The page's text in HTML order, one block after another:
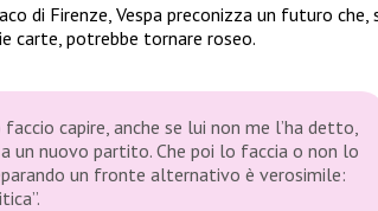
di Firenze, Vespa preconizza un futuro che,
carte, potrebbe tornare roseo.
capire, anche se lui non me l’ha detto,
un nuovo partito. Che poi lo faccia o non lo
un fronte alternativo è verosimile: